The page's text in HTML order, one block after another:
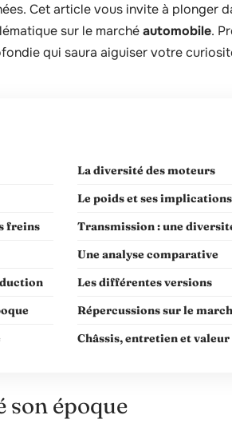
Cet article vous invite à plonger
sur le marchéautomobile.
qui saura aiguiser votre
La diversité des moteurs
Le poids et ses
freins
Transmission : une
Une analyse comparative
Les différentes versions
Répercussions sur le
Châssis, entretien et
son époque